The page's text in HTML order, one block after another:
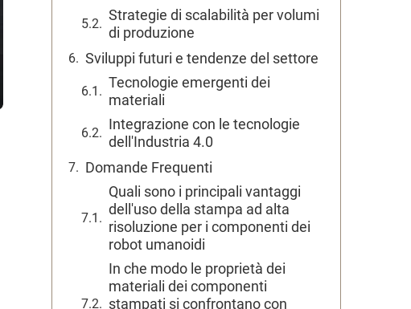
Strategie di scalabilità per volumi
di produzione
Sviluppi futuri e tendenze del settore
Tecnologie emergenti dei
materiali
Integrazione con le tecnologie
dell'Industria 4.0
Domande Frequenti
Quali sono i principali vantaggi
dell'uso della stampa ad alta
risoluzione per i componenti dei
robot umanoidi
In che modo le proprietà dei
materiali dei componenti
stampati si confrontano con